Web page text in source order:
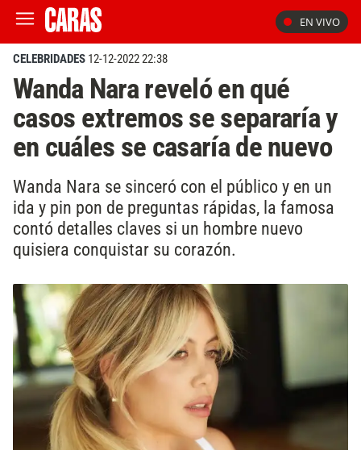
EN VIVO
CELEBRIDADES 12-12-2022 22:38
Wanda Nara reveló en qué
casos extremos se separaría y
en cuáles se casaría de nuevo
Wanda Nara se sinceró con el público y en un
ida y pin pon de preguntas rápidas, la famosa
contó detalles claves si un hombre nuevo
quisiera conquistar su corazón.